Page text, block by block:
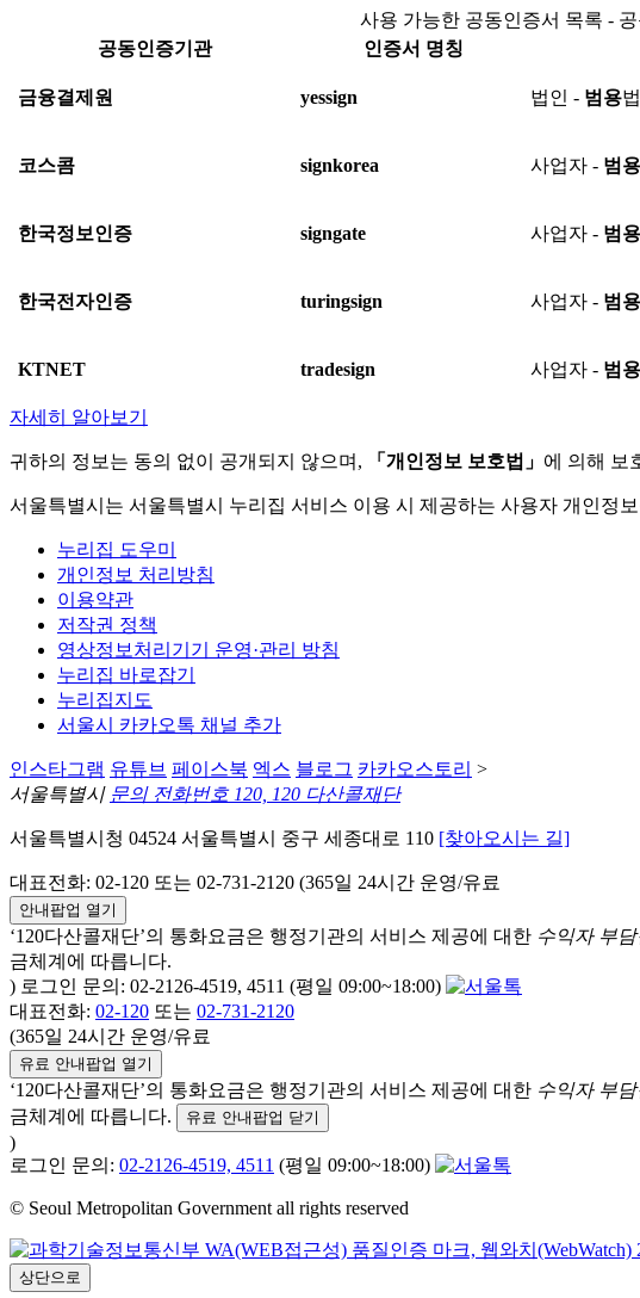
사용 가능한 공동인증서 목록 -
공동인증기관
인증서 명칭
금융결제원 yessign 법인 - 범용
코스콤 signkorea 사업자 - 범용
한국정보인증 signgate 사업자 - 범용
한국전자인증 turingsign 사업자 - 범용
KTNET tradesign 사업자 - 범용
자세히 알아보기
귀하의 정보는 동의 없이 공개되지 않으며, 「개인정보 보호법」 에 의해 보
서울특별시는 서울특별시 누리집 서비스 이용 시 제공하는 사용자 개인정
누리집 도우미
개인정보 처리방침
이용약관
저작권 정책
영상정보처리기기 운영·관리 방침
누리집 바로잡기
누리집지도
서울시 카카오톡 채널 추가
인스타그램 유튜브 페이스북 엑스 블로그 카카오스토리 >
서울특별시 문의 전화번호 120, 120 다산콜재단
서울특별시청 04524 서울특별시 중구 세종대로 110 [찾아오시는 길]
대표전화: 02-120 또는 02-731-2120 (365일 24시간 운영/유료
안내팝업 열기
‘120다산콜재단’의 통화요금은 행정기관의 서비스 제공에 대한 수익자 부
금체계에 따릅니다.
) 로그인 문의: 02-2126-4519, 4511 (평일 09:00~18:00)
대표전화: 02-120 또는 02-731-2120
(365일 24시간 운영/유료
유료 안내팝업 열기
‘120다산콜재단’의 통화요금은 행정기관의 서비스 제공에 대한 수익자 부
금체계에 따릅니다.
유료 안내팝업 닫기
)
로그인 문의: 02-2126-4519, 4511 (평일 09:00~18:00)
© Seoul Metropolitan Government all rights reserved
상단으로